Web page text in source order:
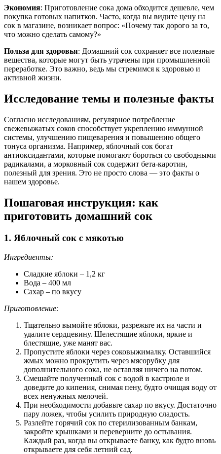
Экономия: Приготовление сока дома обходится дешевле, чем
покупка готовых напитков. Часто, когда вы видите цену на
сок в магазине, возникает вопрос: «Почему так дорого за то,
что можно сделать самому?»
Польза для здоровья: Домашний сок сохраняет все полезные
вещества, которые могут быть утрачены при промышленной
переработке. Это важно, ведь мы стремимся к здоровью и
активной жизни.
Исследование темы и полезные факты
Согласно исследованиям, регулярное потребление
свежевыжатых соков способствует укреплению иммунной
системы, улучшению пищеварения и повышению общего
тонуса организма. Например, яблочный сок богат
антиоксидантами, которые помогают бороться со свободными
радикалами, а морковный сок содержит бета-каротин,
полезный для зрения. Это не просто слова — это факты о
нашем здоровье.
Пошаговая инструкция: как
приготовить домашний сок
1. Яблочный сок с мякотью
Ингредиенты:
Сладкие яблоки – 1,2 кг
Вода – 400 мл
Сахар – по вкусу
Приготовление:
Тщательно вымойте яблоки, разрежьте их на части и
удалите сердцевину. Шелестящие яблоки, яркие и
блестящие, уже манят вас.
Пропустите яблоки через соковыжималку. Оставшийся
жмых можно прокрутить через мясорубку для
дополнительного сока, не оставляя ничего на потом.
Смешайте полученный сок с водой в кастрюле и
доведите до кипения, снимая пену, будто очищая воду от
всех ненужных мелочей.
При необходимости добавьте сахар по вкусу. Достаточно
пару ложек, чтобы усилить природную сладость.
Разлейте горячий сок по стерилизованным банкам,
закройте крышками и переверните до остывания.
Каждый раз, когда вы открываете банку, как будто вновь
открываете для себя летний сад.